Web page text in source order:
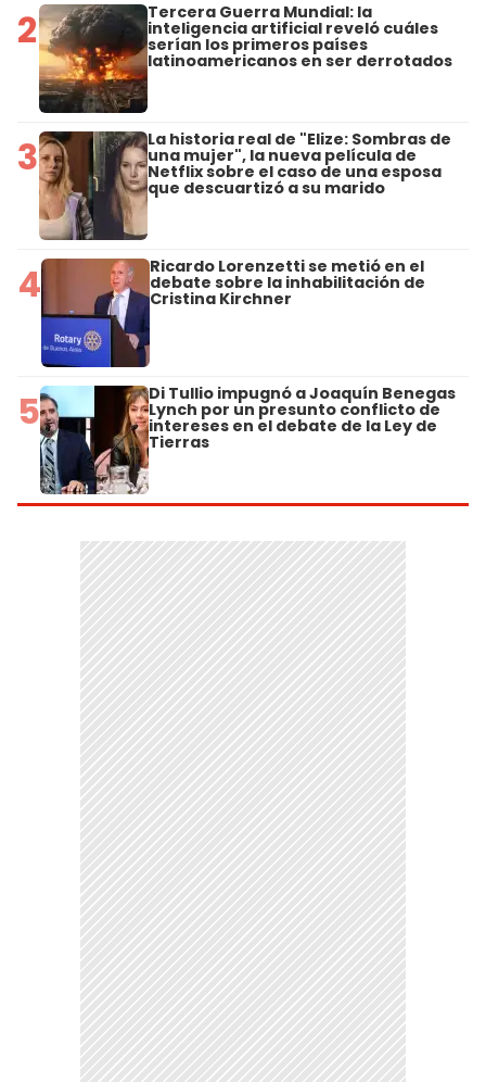
2 Tercera Guerra Mundial: la
inteligencia artificial reveló cuáles
serían los primeros países
latinoamericanos en ser derrotados
3 La historia real de "Elize: Sombras de
una mujer", la nueva película de
Netflix sobre el caso de una esposa
que descuartizó a su marido
4 Ricardo Lorenzetti se metió en el
debate sobre la inhabilitación de
Cristina Kirchner
5 Di Tullio impugnó a Joaquín Benegas
Lynch por un presunto conflicto de
intereses en el debate de la Ley de
Tierras